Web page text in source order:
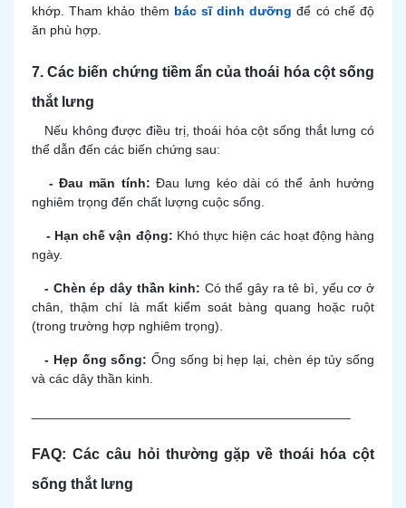
khớp. Tham khảo thêm bác sĩ dinh dưỡng để có chế độ
ăn phù hợp.
7. Các biến chứng tiềm ẩn của thoái hóa cột sống
thắt lưng
Nếu không được điều trị, thoái hóa cột sống thắt lưng có
thể dẫn đến các biến chứng sau:
- Đau mãn tính: Đau lưng kéo dài có thể ảnh hưởng
nghiêm trọng đến chất lượng cuộc sống.
- Hạn chế vận động: Khó thực hiện các hoạt động hàng
ngày.
- Chèn ép dây thần kinh: Có thể gây ra tê bì, yếu cơ ở
chân, thậm chí là mất kiểm soát bàng quang hoặc ruột
(trong trường hợp nghiêm trọng).
- Hẹp ống sống: Ống sống bị hẹp lại, chèn ép tủy sống
và các dây thần kinh.
FAQ: Các câu hỏi thường gặp về thoái hóa cột
sống thắt lưng